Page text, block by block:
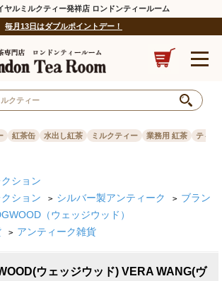
ヤルミルクティー発祥店 ロンドンティールーム
毎月13日はダブルポイントデー！
紅茶缶 水出し紅茶 ミルクティー 業務用 紅茶 ティー
ション
ション > シルバー製アンティーク > ブラン
（ウェッジウッド）
> アンティーク雑貨
ウェッジウッド) VERA WANG(ヴ